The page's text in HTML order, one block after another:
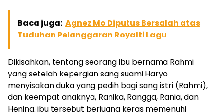
Baca juga: Agnez Mo Diputus Bersalah atas
Tuduhan Pelanggaran Royalti Lagu
Dikisahkan, tentang seorang ibu bernama Rahmi
yang setelah kepergian sang suami Haryo
menyisakan duka yang pedih bagi sang istri (Rahmi),
dan keempat anaknya, Ranika, Rangga, Rania, dan
Hening. ibu tersebut berjuang keras memenuhi